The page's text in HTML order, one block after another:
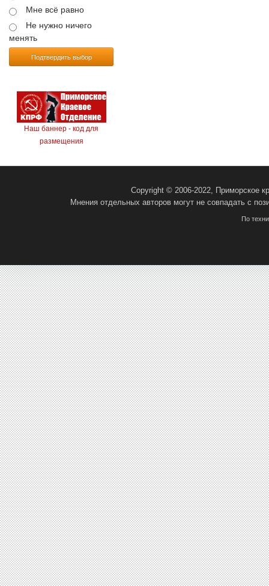
Мне всё равно
Не нужно ничего
менять
Подтвердить выбор
Наш баннер - код для
размещения
Copyright © 2006-2022, Приморское
Мнения отдельных авторов могут не совпадать с
По